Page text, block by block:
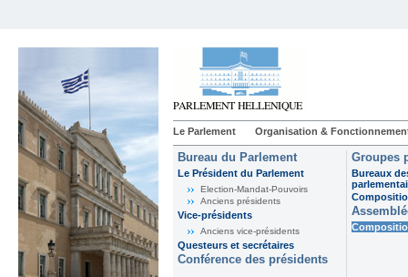
Le Parlement Organisation &
Bureau du Parlement
Le Président du Parlement
Election-Mandat-Pouvoirs
Anciens présidents
Vice-présidents
Anciens vice-présidents
Questeurs et secrétaires
Conférence des présidents
Groupes
Bureaux